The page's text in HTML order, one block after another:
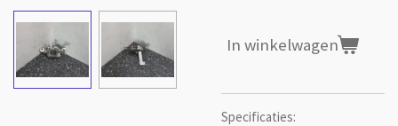
In winkelwagen
Specificaties: